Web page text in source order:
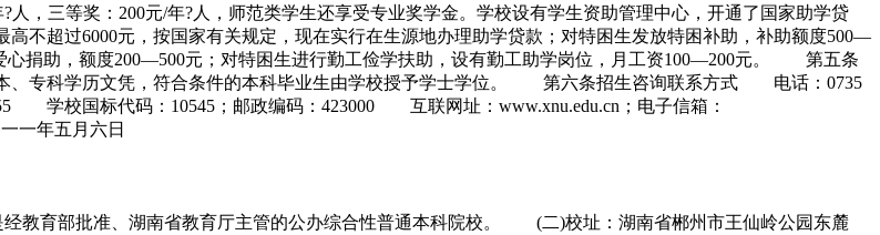
人，三等奖：200元/年?人，师范类学生还享受专业奖学金。学校设有学生资助管理中心，开通了国家助学贷
不超过6000元，按国家有关规定，现在实行在生源地办理助学贷款；对特困生发放特困补助，补助额度500—
心捐助，额度200—500元；对特困生进行勤工俭学扶助，设有勤工助学岗位，月工资100—200元。 第五条
专科学历文凭，符合条件的本科毕业生由学校授予学士学位。 第六条招生咨询联系方式 电话：0735
学校国标代码：10545；邮政编码：423000 互联网址：www.xnu.edu.cn；电子信箱：
一年五月六日
育部批准、湖南省教育厅主管的公办综合性普通本科院校。 (二)校址：湖南省郴州市王仙岭公园东麓